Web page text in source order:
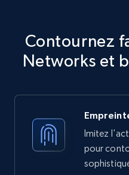
Contournez
Networks et
Imitez
pour